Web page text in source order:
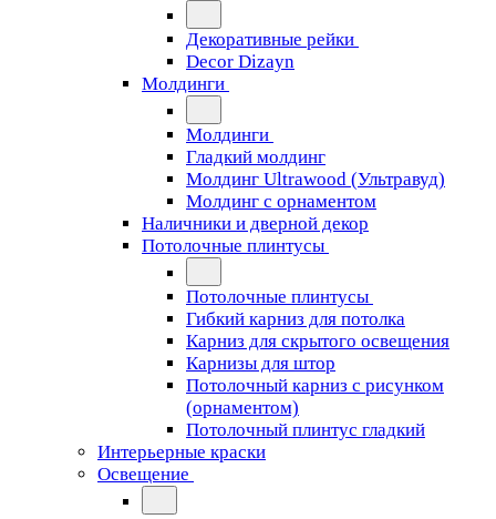
Декоративные рейки
Decor Dizayn
Молдинги
Молдинги
Гладкий молдинг
Молдинг Ultrawood (Ультравуд)
Молдинг с орнаментом
Наличники и дверной декор
Потолочные плинтусы
Потолочные плинтусы
Гибкий карниз для потолка
Карниз для скрытого освещения
Карнизы для штор
Потолочный карниз с рисунком
(орнаментом)
Потолочный плинтус гладкий
Интерьерные краски
Освещение